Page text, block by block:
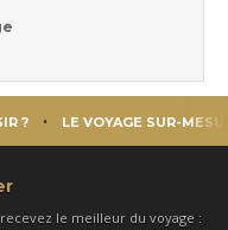
? LE VOYAGE SUR-
le meilleur du voyage :